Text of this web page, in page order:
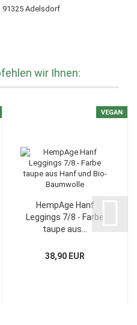
91325 Adelsdorf
wir Ihnen:
VEGAN
HempAge Hanf
Leggings 7/8 - Farbe
taupe aus...
38,90 EUR